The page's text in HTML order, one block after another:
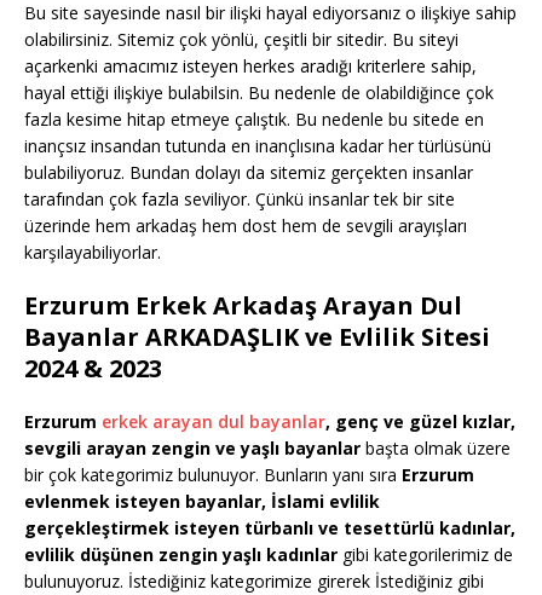
Bu site sayesinde nasıl bir ilişki hayal ediyorsanız o ilişkiye sahip
olabilirsiniz. Sitemiz çok yönlü, çeşitli bir sitedir. Bu siteyi
açarkenki amacımız isteyen herkes aradığı kriterlere sahip,
hayal ettiği ilişkiye bulabilsin. Bu nedenle de olabildiğince çok
fazla kesime hitap etmeye çalıştık. Bu nedenle bu sitede en
inançsız insandan tutunda en inançlısına kadar her türlüsünü
bulabiliyoruz. Bundan dolayı da sitemiz gerçekten insanlar
tarafından çok fazla seviliyor. Çünkü insanlar tek bir site
üzerinde hem arkadaş hem dost hem de sevgili arayışları
karşılayabiliyorlar.
Erzurum Erkek Arkadaş Arayan Dul
Bayanlar ARKADAŞLIK ve Evlilik Sitesi
2024 & 2023
Erzurum erkek arayan dul bayanlar, genç ve güzel kızlar,
sevgili arayan zengin ve yaşlı bayanlar başta olmak üzere
bir çok kategorimiz bulunuyor. Bunların yanı sıra Erzurum
evlenmek isteyen bayanlar, İslami evlilik
gerçekleştirmek isteyen türbanlı ve tesettürlü kadınlar,
evlilik düşünen zengin yaşlı kadınlar gibi kategorilerimiz de
bulunuyoruz. İstediğiniz kategorimize girerek İstediğiniz gibi